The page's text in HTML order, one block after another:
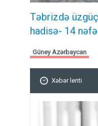
Təbrizdə
hadisə- 14
Güney Azərbaycan
Xəbər lenti